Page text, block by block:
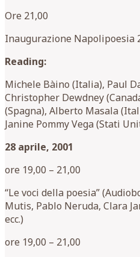
Ore 21,00
Inaugurazione Napolipoesia
Reading:
Michele Bàino (Italia), Paul
Christopher Dewdney
(Spagna), Alberto Masala
Janine Pommy Vega (Stati
28 aprile, 2001
ore 19,00 – 21,00
“Le voci della poesia”
Mutis, Pablo Neruda, Clara
ecc.)
ore 19,00 – 21,00